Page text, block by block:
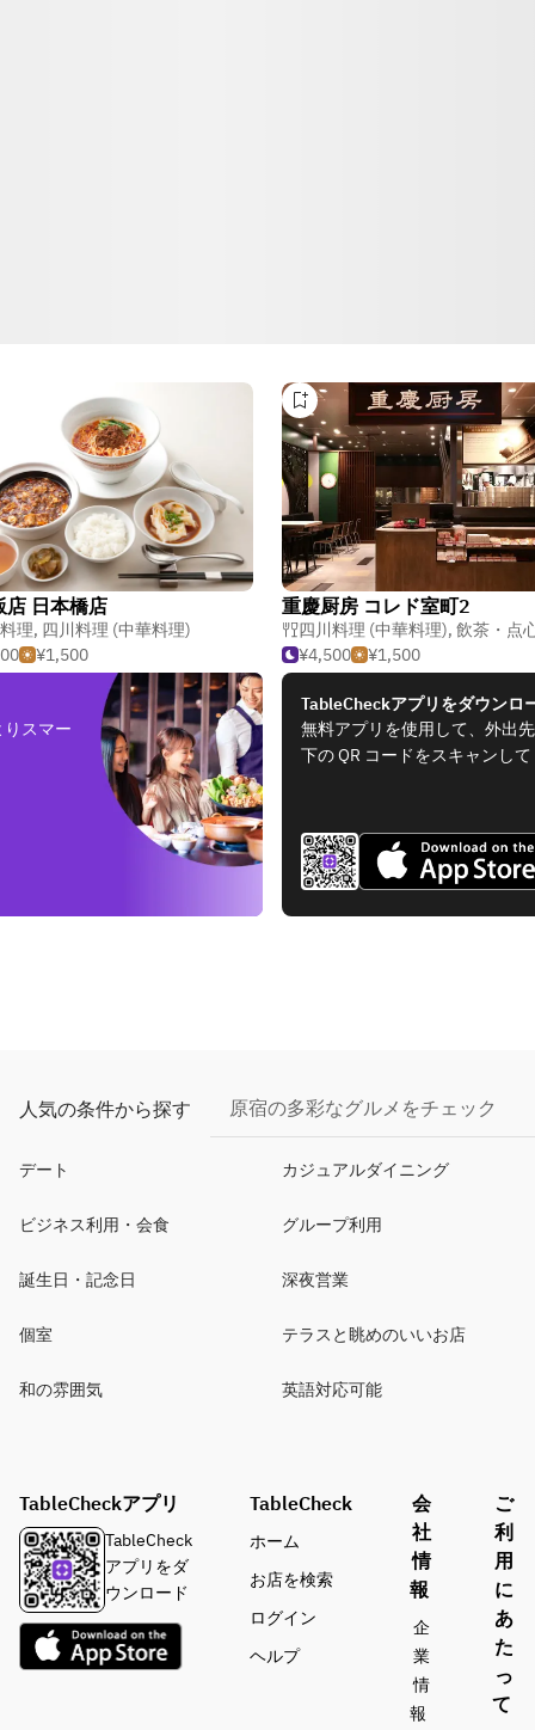
店 日本橋店
理, 四川料理 (中華料理)
¥1,500
重慶厨房 コレド室町2
四川料理 (中華料理), 飲茶・点
¥4,500
¥1,500
スマー
TableCheckアプリをダウンロ
無料アプリを使用して、外出
下の QR コードをスキャンし
人気の条件から探す 原宿の多彩なグルメをチェック
デート カジュアルダイニング
ビジネス利用・会食 グループ利用
誕生日・記念日 深夜営業
個室 テラスと眺めのいいお店
和の雰囲気 英語対応可能
TableCheckアプリ
TableCheck
アプリをダ
ウンロード
TableCheck
ホーム
お店を検索
ログイン
ヘルプ
会
社
情
報
企
業
情
報
ご
利
用
に
あ
た
っ
て